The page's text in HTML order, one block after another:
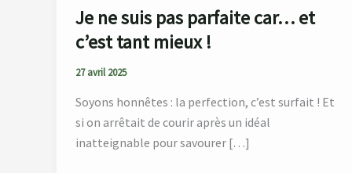
Je ne suis pas parfaite car… et
c’est tant mieux !
27 avril 2025
Soyons honnêtes : la perfection, c’est surfait ! Et
si on arrêtait de courir après un idéal
inatteignable pour savourer […]